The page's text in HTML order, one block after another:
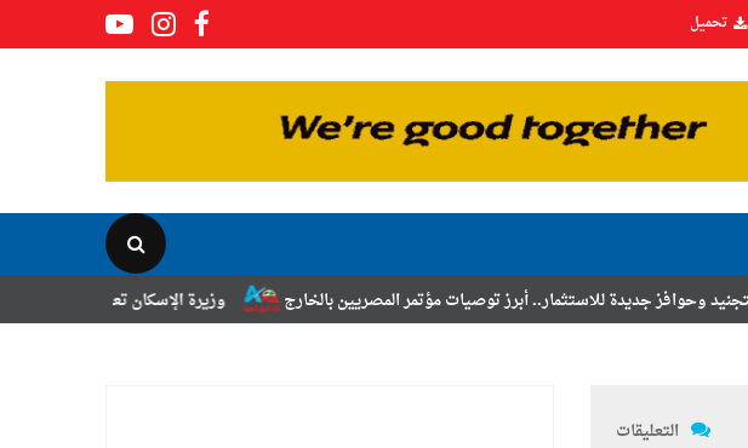
تحميل
وزيرة الإسكان تعلن نتائج قرعة تخصيص أراضي برنامج أبرز توصيات مؤتمر المصريين بالخارج
التعليقات